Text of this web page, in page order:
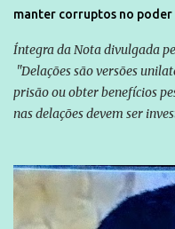
manter corruptos no poder
Íntegra da Nota divulgada
"Delações são versões
prisão ou obter benefícios
nas delações devem ser
Globo manteve com o
Emílio Odebrecht. Lula
exterior, e não para